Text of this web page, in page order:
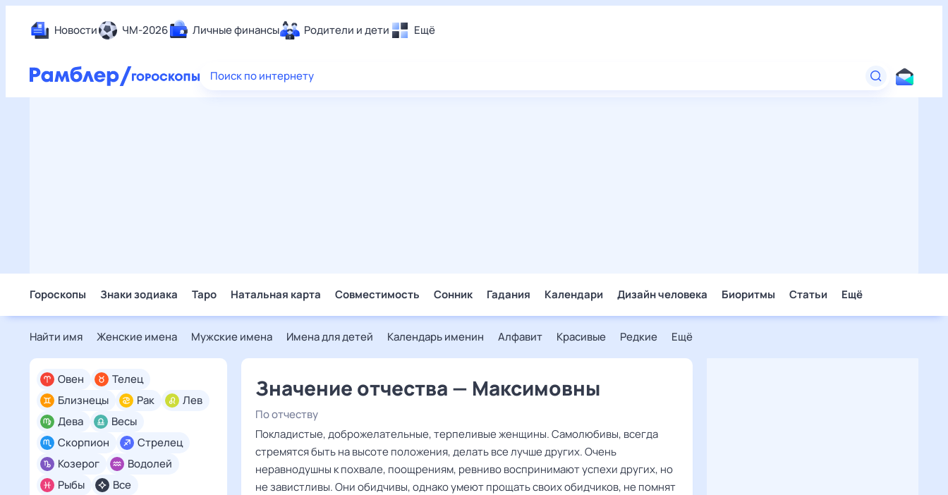
Новости ЧМ-2026 Личные финансы Родители и дети Ещё
Еда
Поиск по интернету
Гороскопы Знаки зодиака Таро Натальная карта Совместимость Сонник Гадания Календари Дизайн человека Биоритмы Статьи Ещё
Найти имя Женские имена Мужские имена Имена для детей Календарь именин Алфавит Красивые Редкие Ещё
Все
Овен
Телец
Близнецы
Рак
Лев
Дева
Весы
Скорпион
Стрелец
Козерог
Водолей
Рыбы
Значение отчества — Максимовны
По отчеству
Покладистые, доброжелательные, терпеливые женщины. Самолюбивы, всегда
стремятся быть на высоте положения, делать все лучше других. Очень
неравнодушны к похвале, поощрениям, ревниво воспринимают успехи других, но
не завистливы. Они обидчивы, однако умеют прощать своих обидчиков, не помнят